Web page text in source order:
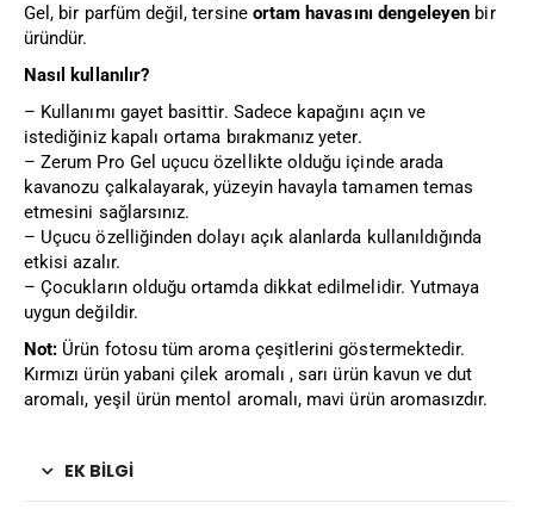
Gel, bir parfüm değil, tersine ortam havasını dengeleyen bir
üründür.
Nasıl kullanılır?
– Kullanımı gayet basittir. Sadece kapağını açın ve
istediğiniz kapalı ortama bırakmanız yeter.
– Zerum Pro Gel uçucu özellikte olduğu içinde arada
kavanozu çalkalayarak, yüzeyin havayla tamamen temas
etmesini sağlarsınız.
– Uçucu özelliğinden dolayı açık alanlarda kullanıldığında
etkisi azalır.
– Çocukların olduğu ortamda dikkat edilmelidir. Yutmaya
uygun değildir.
Not: Ürün fotosu tüm aroma çeşitlerini göstermektedir.
Kırmızı ürün yabani çilek aromalı , sarı ürün kavun ve dut
aromalı, yeşil ürün mentol aromalı, mavi ürün aromasızdır.
EK BILGI